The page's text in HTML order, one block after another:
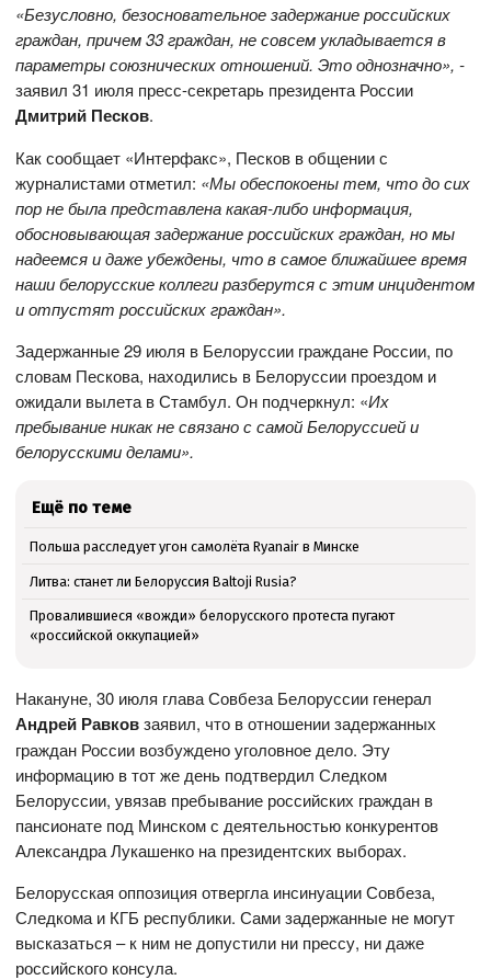
«Безусловно, безосновательное задержание российских
граждан, причем 33 граждан, не совсем укладывается в
параметры союзнических отношений. Это однозначно», -
заявил 31 июля пресс-секретарь президента России
Дмитрий Песков.
Как сообщает «Интерфакс», Песков в общении с
журналистами отметил: «Мы обеспокоены тем, что до сих
пор не была представлена какая-либо информация,
обосновывающая задержание российских граждан, но мы
надеемся и даже убеждены, что в самое ближайшее время
наши белорусские коллеги разберутся с этим инцидентом
и отпустят российских граждан».
Задержанные 29 июля в Белоруссии граждане России, по
словам Пескова, находились в Белоруссии проездом и
ожидали вылета в Стамбул. Он подчеркнул: «Их
пребывание никак не связано с самой Белоруссией и
белорусскими делами».
Ещё по теме
Польша расследует угон самолёта Ryanair в Минске
Литва: станет ли Белоруссия Baltoji Rusia?
Провалившиеся «вожди» белорусского протеста пугают
«российской оккупацией»
Накануне, 30 июля глава Совбеза Белоруссии генерал
Андрей Равковзаявил, что в отношении задержанных
граждан России возбуждено уголовное дело. Эту
информацию в тот же день подтвердил Следком
Белоруссии, увязав пребывание российских граждан в
пансионате под Минском с деятельностью конкурентов
Александра Лукашенко на президентских выборах.
Белорусская оппозиция отвергла инсинуации Совбеза,
Следкома и КГБ республики. Сами задержанные не могут
высказаться – к ним не допустили ни прессу, ни даже
российского консула.